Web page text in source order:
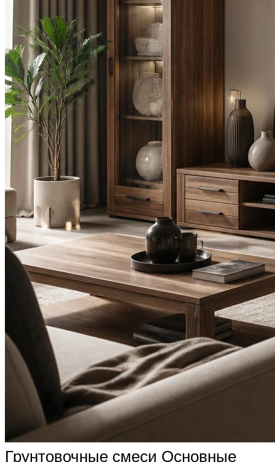
Грунтовочные смеси Основные